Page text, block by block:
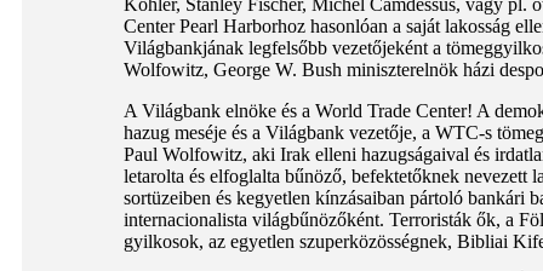
Köhler, Stanley Fischer, Michel Camdessus, vagy pl.
Center Pearl Harborhoz hasonlóan a saját lakosság
Világbankjának legfelsőbb vezetőjeként a
Wolfowitz, George W. Bush miniszterelnök házi
A Világbank elnöke és a World Trade Center! A
hazug meséje és a Világbank vezetője, a WTC-s
Paul Wolfowitz, aki Irak elleni hazugságaival és
letarolta és elfoglalta bűnöző, befektetőknek
sortüzeiben és kegyetlen kínzásaiban pártoló bankári
internacionalista világbűnözőként. Terroristák ők, a
gyilkosok, az egyetlen szuperközösségnek, Bibliai